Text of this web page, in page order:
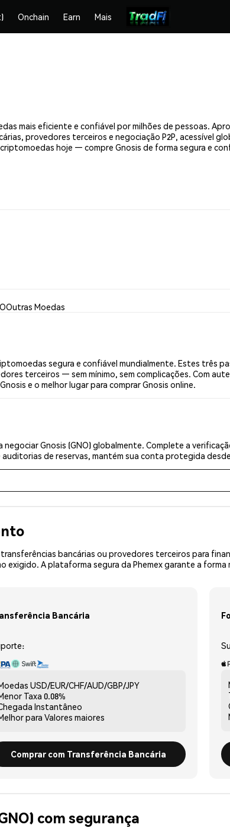
Onchain Earn Mais
mais eficiente e confiável por milhões de pessoas.
provedores terceiros e negociação P2P, acessível
hoje — compre Gnosis de forma segura e
Outras Moedas
segura e confiável mundialmente. Estes três
terceiros — sem mínimo, sem complicações. Com
e o melhor lugar para comprar Gnosis online.
negociar Gnosis (GNO) globalmente. Complete a
de reservas, mantém sua conta protegida
bancárias ou provedores terceiros para
A plataforma segura da Phemex garante a forma
Bancária
USD/EUR/CHF/AUD/GBP/JPY
Taxa 0.08%
Instantâneo
para Valores maiores
Comprar com Transferência Bancária
com segurança